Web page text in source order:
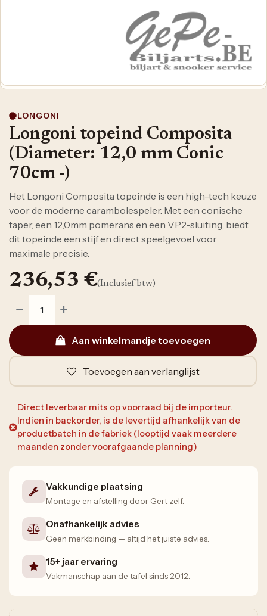
LONGONI
Longoni topeind Composita
(Diameter: 12,0 mm Conic
70cm -)
Het Longoni Composita topeinde is een high-tech keuze
voor de moderne carambolespeler. Met een conische
taper, een 12,0mm pomerans en een VP2-sluiting, biedt
dit topeinde een stijf en direct speelgevoel voor
maximale precisie.
Aan winkelmandje toevoegen
Toevoegen aan verlanglijst
236,53 €(Inclusief btw)
Direct leverbaar mits op voorraad bij de importeur.
Indien in backorder, is de levertijd afhankelijk van de
productbatch in de fabriek (looptijd vaak meerdere
maanden zonder voorafgaande planning)
Vakkundige plaatsing
Montage en afstelling door Gert zelf.
Onafhankelijk advies
Geen merkbinding — altijd het juiste advies.
15+ jaar ervaring
Vakmanschap aan de tafel sinds 2012.